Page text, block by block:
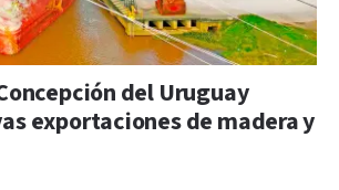
del Uruguay
exportaciones de madera y